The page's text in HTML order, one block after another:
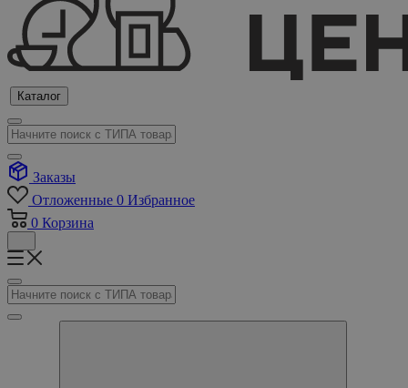
Каталог
Заказы
Отложенные 0 Избранное
0 Корзина